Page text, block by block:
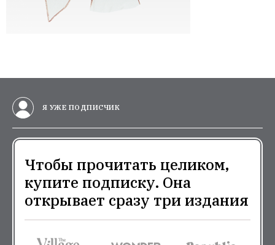
Я УЖЕ ПОДПИСЧИК
Чтобы прочитать целиком,
купите подписку. Она
открывает сразу три издания